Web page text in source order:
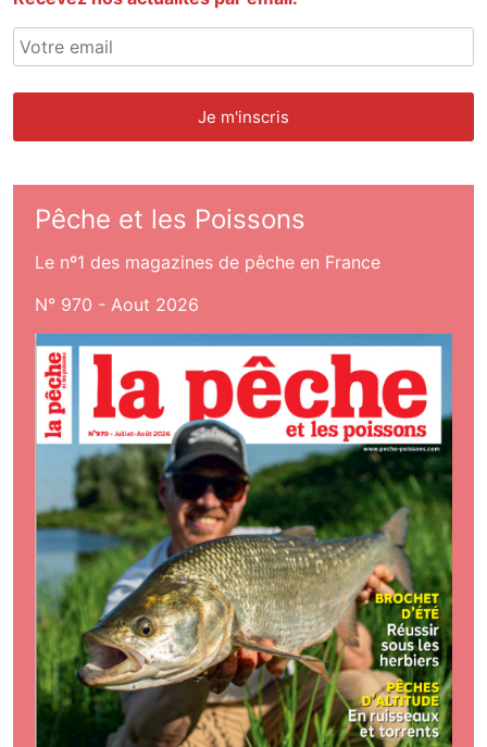
Pêche et les Poissons
Le nº1 des magazines de pêche en France
N° 970 - Aout 2026